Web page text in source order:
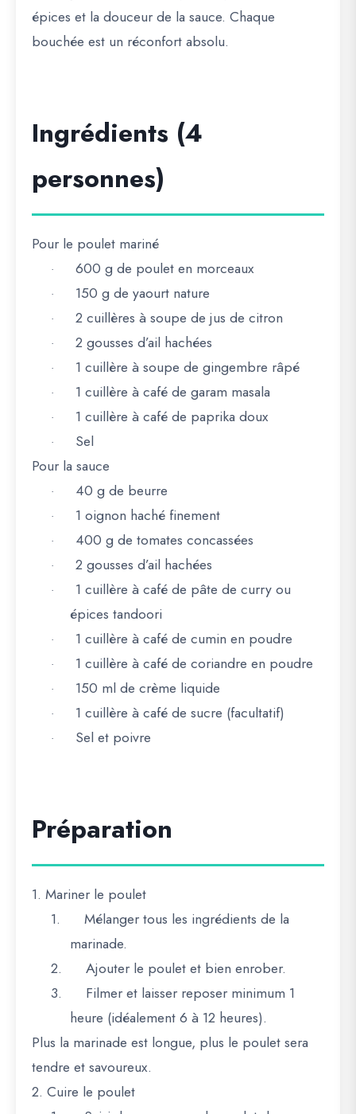
épices et la douceur de la sauce. Chaque
bouchée est un réconfort absolu.
Ingrédients (4
personnes)
Pour le poulet mariné
· 600 g de poulet en morceaux
· 150 g de yaourt nature
· 2 cuillères à soupe de jus de citron
· 2 gousses d’ail hachées
· 1 cuillère à soupe de gingembre râpé
· 1 cuillère à café de garam masala
· 1 cuillère à café de paprika doux
·
Sel
Pour la sauce
· 40 g de beurre
· 1 oignon haché finement
· 400 g de tomates concassées
· 2 gousses d’ail hachées
·
1 cuillère à café de pâte de curry ou
épices tandoori
· 1 cuillère à café de cumin en poudre
· 1 cuillère à café de coriandre en poudre
· 150 ml de crème liquide
· 1 cuillère à café de sucre (facultatif)
· Sel et poivre
Préparation
1. Mariner le poulet
1.
Mélanger tous les ingrédients de la
marinade.
2.
Ajouter le poulet et bien enrober.
3.
Filmer et laisser reposer minimum 1
heure (idéalement 6 à 12 heures).
Plus la marinade est longue, plus le poulet sera
tendre et savoureux.
2. Cuire le poulet